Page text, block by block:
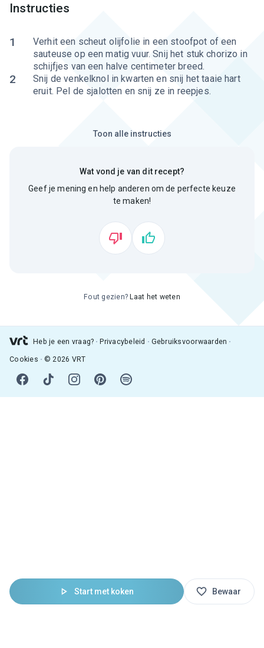
Start met koken Bewaar
Instructies
1
Verhit een scheut olijfolie in een stoofpot of een
sauteuse op een matig vuur. Snij het stuk chorizo in
schijfjes van een halve centimeter breed.
2
Snij de venkelknol in kwarten en snij het taaie hart
eruit. Pel de sjalotten en snij ze in reepjes.
Toon alle instructies
Wat vond je van dit recept?
Geef je mening en help anderen om de perfecte keuze
te maken!
Fout gezien? Laat het weten
Heb je een vraag? Privacybeleid Gebruiksvoorwaarden
Cookies © 2026 VRT